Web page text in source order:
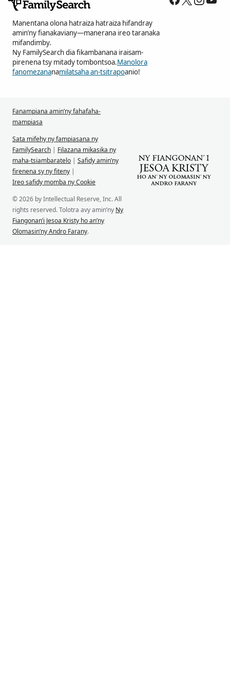
Manentana olona hatraiza hatraiza hifandray
amin’ny fianakaviany—manerana ireo taranaka
mifandimby.
Ny FamilySearch dia fikambanana iraisam-
pirenena tsy mitady tombontsoa.Manolora
fanomezananamilatsaha an-tsitrapoanio!
Fanampiana amin’ny fahafaha-
mampiasa
Sata mifehy ny fampiasana ny
FamilySearch | Filazana mikasika ny
maha-tsiambaratelo | Safidy amin’ny
firenena sy ny fiteny |
Ireo safidy momba ny Cookie
© 2026 by Intellectual Reserve, Inc. All
rights reserved. Tolotra avy amin’ny Ny
Fiangonan’i Jesoa Kristy ho an’ny
Olomasin’ny Andro Farany.